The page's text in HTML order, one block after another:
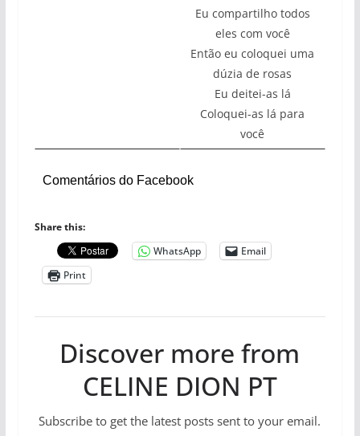
Eu compartilho todos
eles com você
Então eu coloquei uma
dúzia de rosas
Eu deitei-as lá
Coloquei-as lá para
você
Comentários do Facebook
Share this:
WhatsApp
Email
Print
Discover more from
CELINE DION PT
Subscribe to get the latest posts sent to your email.